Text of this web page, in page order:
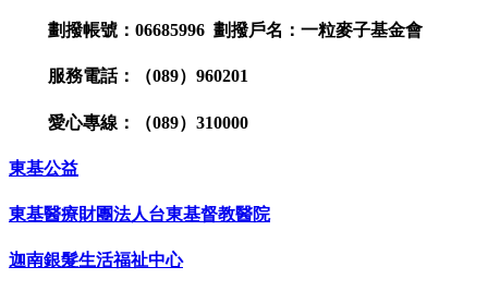
劃撥帳號：06685996 劃撥戶名：一粒麥子基金會
服務電話：（089）960201
愛心專線：（089）310000
東基公益
東基醫療財團法人台東基督教醫院
迦南銀髮生活福祉中心